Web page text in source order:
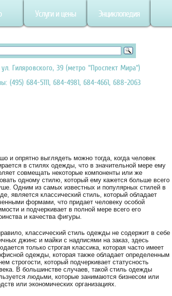
Услуги и цены Энциклопедия
Гиляровского, 39 (метро "Проспект Мира")
(495) 684-5111, 684-4981, 684-4661, 688-2063
и опрятно выглядеть можно тогда, когда человек
в стилях одежды, что в значительной мере ему
совмещать некоторые компоненты или же
одному стилю, который ему кажется больше всего
Одним из самых известных и популярных стилей в
является классический стиль, который обладает
формами, что придает человеку особой
и подчеркивает в полной мере всего его
и качества фигуры.
классический стиль одежды не содержит в себе
джинс и майки с надписями на заказ, здесь
только строгая классика, которая часто имеет
одежды, которая также обладает определенным
строгости, который подчеркивает статусность
В большинстве случаев, такой стиль одежды
людьми, которые занимаются бизнесом или
или экономических организациях.